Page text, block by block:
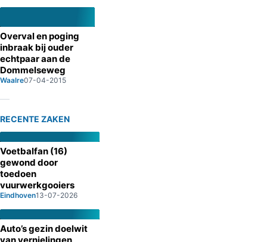
Overval en poging
inbraak bij ouder
echtpaar aan de
Dommelseweg
Waalre07-04-2015
RECENTE ZAKEN
Voetbalfan (16)
gewond door
toedoen
vuurwerkgooiers
Eindhoven13-07-2026
Auto’s gezin doelwit